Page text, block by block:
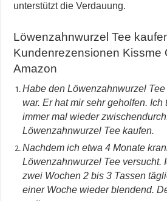
unterstützt die Verdauung.
Löwenzahnwurzel Tee
Kundenrezensionen Kissme
Amazon
Habe den Löwenzahnwurzel
war. Er hat mir sehr geholfen. Ich
immer mal wieder
Löwenzahnwurzel Tee kaufen.
Nachdem ich etwa 4 Monate
Löwenzahnwurzel Tee versucht.
zwei Wochen 2 bis 3 Tassen
einer Woche wieder blendend.